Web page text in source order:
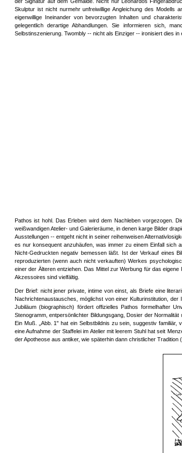
Skulptur ist nicht nurmehr unfreiwillige Angleichung des
eigenwillige Ineinander von bevorzugten Inhalten und
gelegentlich derartige Abhandlungen. Sie informieren sich,
Selbstinszenierung. Twombly -- nicht als Einziger -- ironisiert dies
Pathos ist hohl. Das Erleben wird dem Nachleben vorgezogen.
weißwandigen Atelier- und Galerieräume, in denen karge Bilder
Ausstellungen -- entgeht nicht in seiner reihenweisen
es nur konsequent anzuhäufen, was immer zu einem Einfall sich
Nicht-Gedruckten negativ bemessen läßt. Ist der Verkauf eines
reproduzierten (wenn auch nicht verkauften) Werkes
einer der Älteren entziehen. Das Mittel zur Werbung für das
Akzessoires sind vielfältig.
Der Brief: nicht jener private, intime von einst, als Briefe eine
Nachrichtenaustausches, möglichst von einer Kulturinstitution,
Jubiläum (biographisch) fördert offizielles Pathos formelhafter
Stenogramm, entpersönlichter Bildungsgang, Dosier der
Ein Muß. „Abb. 1" hat ein Selbstbildnis zu sein, suggestiv
eine Aufnahme der Staffelei im Atelier mit leerem Stuhl hat seit
der Apotheose aus antiker, wie späterhin dann christlicher